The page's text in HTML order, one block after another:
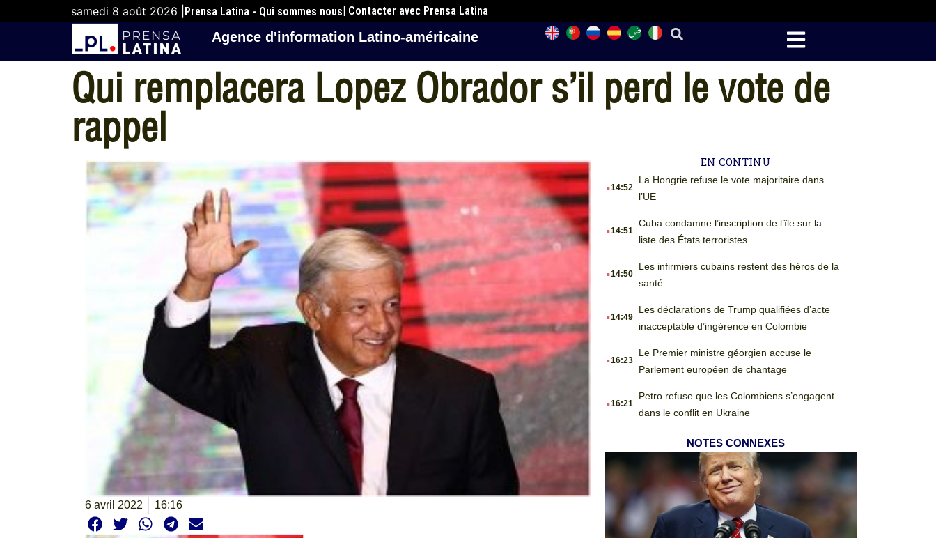
samedi 8 août 2026 | Prensa Latina - Qui sommes nous| Contacter avec Prensa Latina
Agence d'information Latino-américaine
Qui remplacera Lopez Obrador s’il perd le vote de
rappel
6 avril 2022 16:16
EN CONTINU
.14:52
La Hongrie refuse le vote majoritaire dans
l’UE
.14:51
Cuba condamne l’inscription de l’île sur la
liste des États terroristes
.14:50
Les infirmiers cubains restent des héros de la
santé
.14:49
Les déclarations de Trump qualifiées d’acte
inacceptable d’ingérence en Colombie
.16:23
Le Premier ministre géorgien accuse le
Parlement européen de chantage
.16:21
Petro refuse que les Colombiens s’engagent
dans le conflit en Ukraine
NOTES CONNEXES